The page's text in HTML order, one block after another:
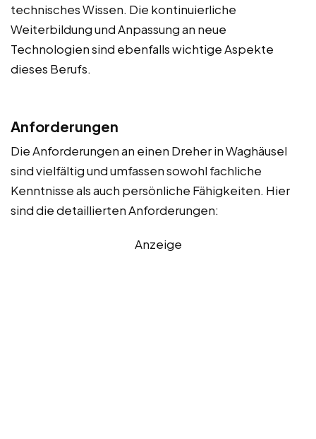
technisches Wissen. Die kontinuierliche
Weiterbildung und Anpassung an neue
Technologien sind ebenfalls wichtige Aspekte
dieses Berufs.
Anforderungen
Die Anforderungen an einen Dreher in Waghäusel
sind vielfältig und umfassen sowohl fachliche
Kenntnisse als auch persönliche Fähigkeiten. Hier
sind die detaillierten Anforderungen:
Anzeige